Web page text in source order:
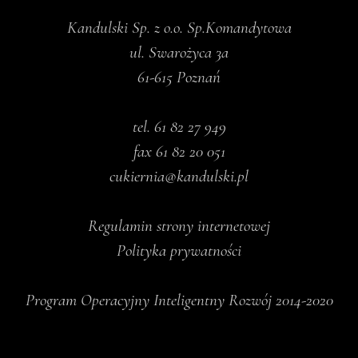
Kandulski Sp. z o.o. Sp.Komandytowa
ul. Swarożyca 3a
61-615 Poznań
tel. 61 82 27 949
fax 61 82 20 051
cukiernia@kandulski.pl
Regulamin strony internetowej
Polityka prywatności
Program Operacyjny Inteligentny Rozwój 2014-2020